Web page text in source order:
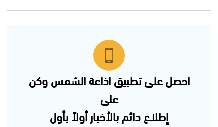
احصل على تطبيق اذاعة الشمس وكن
على
إطلاع دائم بالأخبار أولاً بأول